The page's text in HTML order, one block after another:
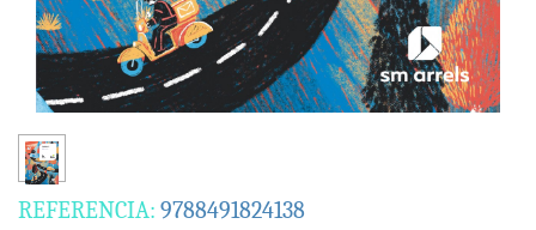
REFERENCIA: 9788491824138